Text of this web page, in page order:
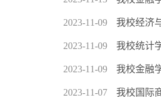
2023-11-09 我校经济
2023-11-09 我校统计
2023-11-09 我校金融
2023-11-07 我校国际